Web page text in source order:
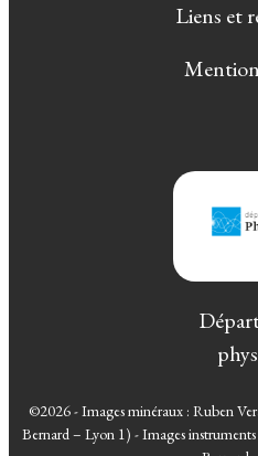
Liens et
©2026 - Images minéraux : Ruben
Bernard – Lyon 1) - Images